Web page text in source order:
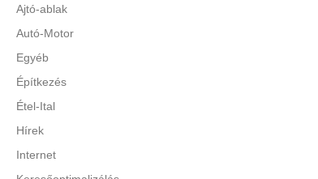
Ajtó-ablak
Autó-Motor
Egyéb
Építkezés
Étel-Ital
Hírek
Internet